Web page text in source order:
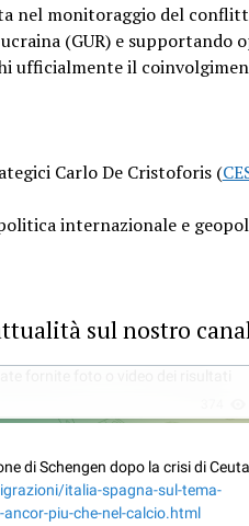
nel monitoraggio del
(GUR) e supportando
ufficialmente il
Carlo De Cristoforis (
internazionale e
sul nostro